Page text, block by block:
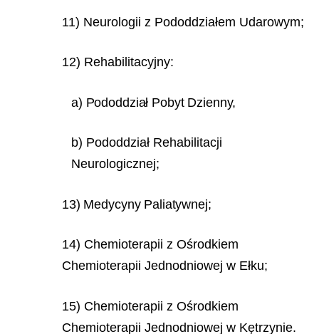
11) Neurologii z Pododdziałem Udarowym;
12) Rehabilitacyjny:
a) Pododdział Pobyt Dzienny,
b) Pododdział Rehabilitacji
Neurologicznej;
13) Medycyny Paliatywnej;
14) Chemioterapii z Ośrodkiem
Chemioterapii Jednodniowej w Ełku;
15) Chemioterapii z Ośrodkiem
Chemioterapii Jednodniowej w Kętrzynie.